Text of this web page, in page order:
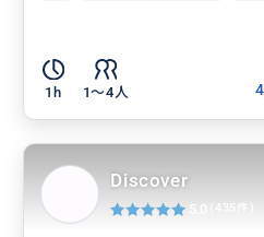
1h 1〜4人
Discover
5.0 (435件)